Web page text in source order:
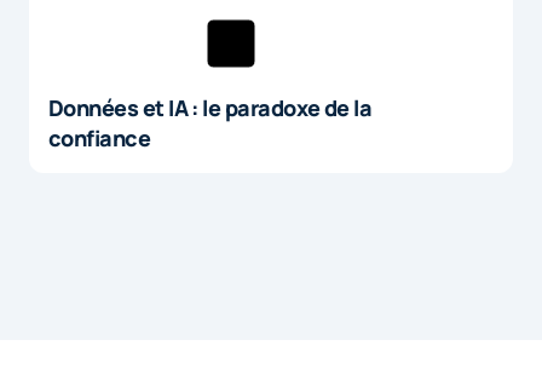
Données et IA : le paradoxe de la
confiance